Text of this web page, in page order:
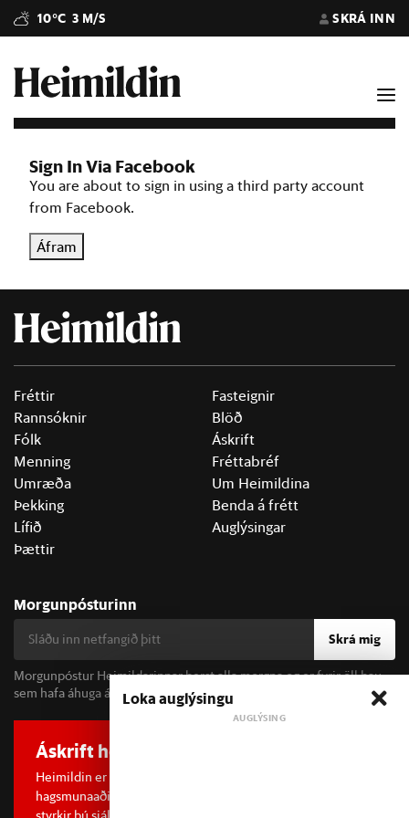
10°C 3 M/S SKRÁ INN
Sign In Via Facebook
You are about to sign in using a third party account
from Facebook.
Áfram
Fréttir
Rannsóknir
Fólk
Menning
Umræða
Þekking
Lífið
Þættir
Fasteignir
Blöð
Áskrift
Fréttabréf
Um Heimildina
Benda á frétt
Auglýsingar
Morgunpósturinn
Skrá mig
Morgunpóstur Heimildarinnar berst alla morgna og er fyrir öll þau
sem hafa áhuga á fréttum og þjóðfélagsumræðu.
Áskrift hefur áhrif
Heimildin er í dreifðu eignarhaldi og óháð
hagsmunaaðilum. Með því að kaupa áskrift að Heimildinni
Loka auglýsingu